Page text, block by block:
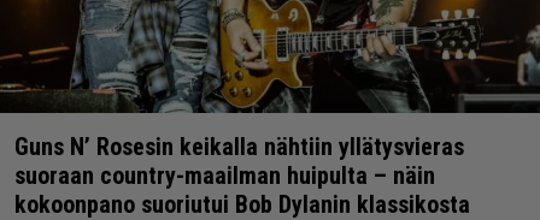
Guns N’ Rosesin keikalla nähtiin yllätysvieras
suoraan country-maailman huipulta – näin
kokoonpano suoriutui Bob Dylanin klassikosta